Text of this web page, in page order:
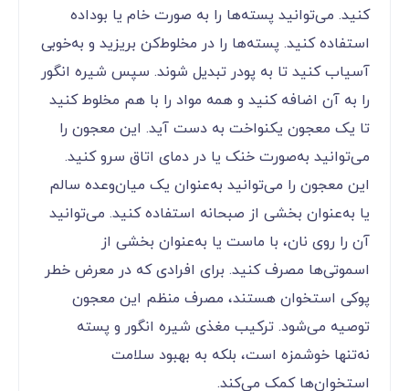
کنید. می‌توانید پسته‌ها را به صورت خام یا بوداده
استفاده کنید. پسته‌ها را در مخلوط‌کن بریزید و به‌خوبی
آسیاب کنید تا به پودر تبدیل شوند. سپس شیره انگور
را به آن اضافه کنید و همه مواد را با هم مخلوط کنید
تا یک معجون یکنواخت به دست آید. این معجون را
می‌توانید به‌صورت خنک یا در دمای اتاق سرو کنید.
این معجون را می‌توانید به‌عنوان یک میان‌وعده سالم
یا به‌عنوان بخشی از صبحانه استفاده کنید. می‌توانید
آن را روی نان، با ماست یا به‌عنوان بخشی از
اسموتی‌ها مصرف کنید. برای افرادی که در معرض خطر
پوکی استخوان هستند، مصرف منظم این معجون
توصیه می‌شود. ترکیب مغذی شیره انگور و پسته
نه‌تنها خوشمزه است، بلکه به بهبود سلامت
استخوان‌ها کمک می‌کند.